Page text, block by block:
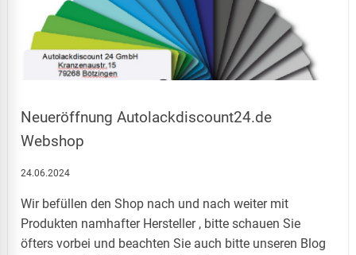
Neueröffnung Autolackdiscount24.de
Webshop
24.06.2024
Wir befüllen den Shop nach und nach weiter mit
Produkten namhafter Hersteller , bitte schauen Sie
öfters vorbei und beachten Sie auch bitte unseren Blog